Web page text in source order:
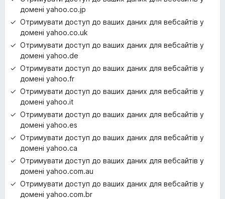
домені yahoo.co.jp
Отримувати доступ до ваших даних для вебсайтів у
домені yahoo.co.uk
Отримувати доступ до ваших даних для вебсайтів у
домені yahoo.de
Отримувати доступ до ваших даних для вебсайтів у
домені yahoo.fr
Отримувати доступ до ваших даних для вебсайтів у
домені yahoo.it
Отримувати доступ до ваших даних для вебсайтів у
домені yahoo.es
Отримувати доступ до ваших даних для вебсайтів у
домені yahoo.ca
Отримувати доступ до ваших даних для вебсайтів у
домені yahoo.com.au
Отримувати доступ до ваших даних для вебсайтів у
домені yahoo.com.br